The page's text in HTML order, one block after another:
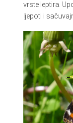
vrste leptira.
ljepoti i